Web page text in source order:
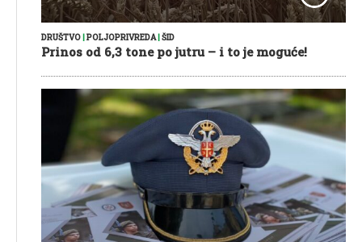
DRUŠTVO|POLJOPRIVREDA|ŠID
Prinos od 6,3 tone po jutru – i to je moguće!